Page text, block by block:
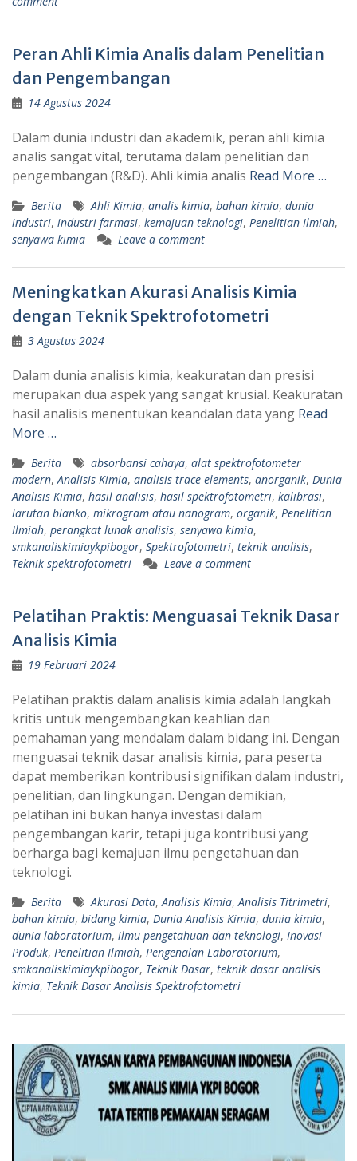
Peran Ahli Kimia Analis dalam Penelitian
dan Pengembangan
14 Agustus 2024
Dalam dunia industri dan akademik, peran ahli kimia
analis sangat vital, terutama dalam penelitian dan
pengembangan (R&D). Ahli kimia analis Read More …
Berita Ahli Kimia, analis kimia, bahan kimia, dunia
industri, industri farmasi, kemajuan teknologi, Penelitian Ilmiah,
senyawa kimia
Leave a comment
Meningkatkan Akurasi Analisis Kimia
dengan Teknik Spektrofotometri
3 Agustus 2024
Dalam dunia analisis kimia, keakuratan dan presisi
merupakan dua aspek yang sangat krusial. Keakuratan
hasil analisis menentukan keandalan data yang Read
More …
Berita absorbansi cahaya, alat spektrofotometer
modern, Analisis Kimia, analisis trace elements, anorganik, Dunia
Analisis Kimia, hasil analisis, hasil spektrofotometri, kalibrasi,
larutan blanko, mikrogram atau nanogram, organik, Penelitian
Ilmiah, perangkat lunak analisis, senyawa kimia,
smkanaliskimiaykpibogor, Spektrofotometri, teknik analisis,
Teknik spektrofotometri
Leave a comment
Pelatihan Praktis: Menguasai Teknik Dasar
Analisis Kimia
19 Februari 2024
Pelatihan praktis dalam analisis kimia adalah langkah
kritis untuk mengembangkan keahlian dan
pemahaman yang mendalam dalam bidang ini. Dengan
menguasai teknik dasar analisis kimia, para peserta
dapat memberikan kontribusi signifikan dalam industri,
penelitian, dan lingkungan. Dengan demikian,
pelatihan ini bukan hanya investasi dalam
pengembangan karir, tetapi juga kontribusi yang
berharga bagi kemajuan ilmu pengetahuan dan
teknologi.
Berita Akurasi Data, Analisis Kimia, Analisis Titrimetri,
bahan kimia, bidang kimia, Dunia Analisis Kimia, dunia kimia,
dunia laboratorium, ilmu pengetahuan dan teknologi, Inovasi
Produk, Penelitian Ilmiah, Pengenalan Laboratorium,
smkanaliskimiaykpibogor, Teknik Dasar, teknik dasar analisis
kimia, Teknik Dasar Analisis Spektrofotometri